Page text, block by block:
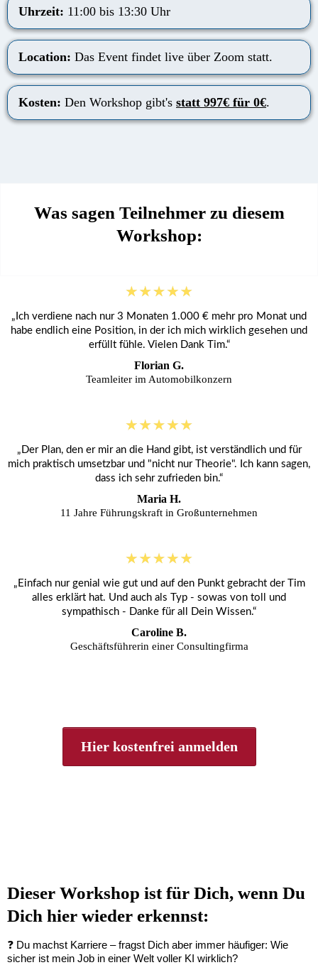
Uhrzeit: 11:00 bis 13:30 Uhr
Location: Das Event findet live über Zoom statt.
Kosten: Den Workshop gibt's statt 997€ für 0€.
Was sagen Teilnehmer zu diesem
Workshop:
„Ich verdiene nach nur 3 Monaten 1.000 € mehr pro Monat und
habe endlich eine Position, in der ich mich wirklich gesehen und
erfüllt fühle. Vielen Dank Tim.“
Florian G.
Teamleiter im Automobilkonzern
„Der Plan, den er mir an die Hand gibt, ist verständlich und für
mich praktisch umsetzbar und "nicht nur Theorie". Ich kann sagen,
dass ich sehr zufrieden bin.“
Maria H.
11 Jahre Führungskraft in Großunternehmen
„Einfach nur genial wie gut und auf den Punkt gebracht der Tim
alles erklärt hat. Und auch als Typ - sowas von toll und
sympathisch - Danke für all Dein Wissen.“
Caroline B.
Geschäftsführerin einer Consultingfirma
Hier kostenfrei anmelden
Dieser Workshop ist für Dich, wenn Du
Dich hier wieder erkennst:
❓ Du machst Karriere – fragst Dich aber immer häufiger: Wie
sicher ist mein Job in einer Welt voller KI wirklich?